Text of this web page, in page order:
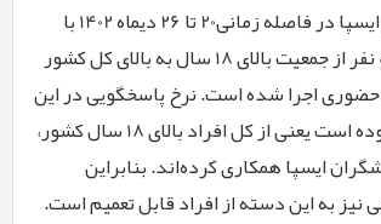
آخرین نظرسنجی ایسپا در فاصله زمانی20 تا 26 دیماه 1402 با
اندازه نمونه 5103 نفر از جمعیت بالای 18 سال به بالای کل کشور
اجرا شده است. نرخ پاسخگویی در این
طرح، 37 درصد بوده است یعنی از کل افراد بالای 18 سال کشور،
ایسپا همکاری کرده‌اند. بنابراین
به این دسته از افراد قابل تعمیم است.